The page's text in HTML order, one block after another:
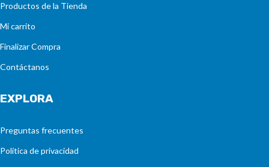
Productos de la Tienda
Mi carrito
Finalizar Compra
Contáctanos
EXPLORA
Preguntas frecuentes
Política de privacidad